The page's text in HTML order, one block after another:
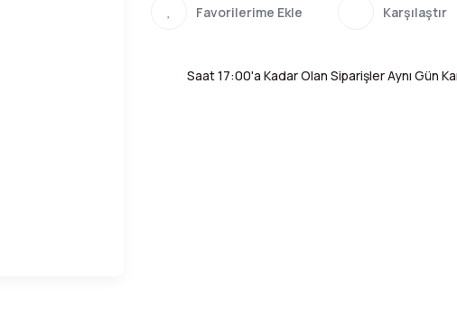
Karşılaştır
Saat 17:00'a Kadar Olan Siparişler Aynı Gün